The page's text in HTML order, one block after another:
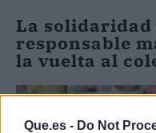
Que.es - Do Not
La solidaridad
responsable
la vuelta al